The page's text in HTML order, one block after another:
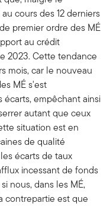
cours des 12 derniers
premier ordre des MÉ
au crédit
2023. Cette tendance
mois, car le nouveau
MÉ s'est
empêchant ainsi
autant que ceux
situation est en
de qualité
écarts de taux
incessant de fonds
nous, dans les MÉ,
contrepartie est que